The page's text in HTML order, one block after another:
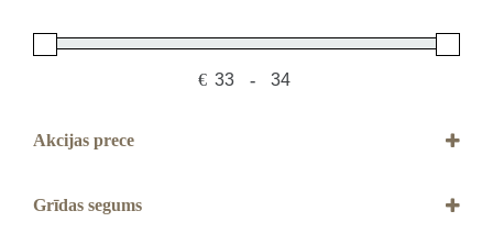
€ Minimum Price
-
Maximum Price
Akcijas prece
Grīdas segums